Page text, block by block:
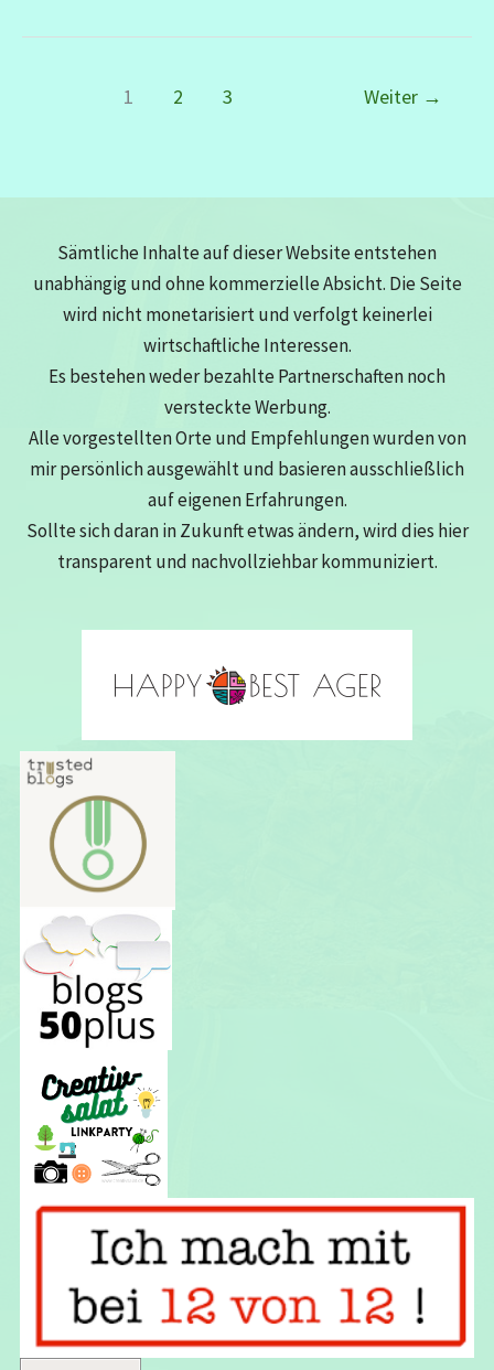
1 2 3 Weiter →
Sämtliche Inhalte auf dieser Website entstehen
unabhängig und ohne kommerzielle Absicht. Die Seite
wird nicht monetarisiert und verfolgt keinerlei
wirtschaftliche Interessen.
Es bestehen weder bezahlte Partnerschaften noch
versteckte Werbung.
Alle vorgestellten Orte und Empfehlungen wurden von
mir persönlich ausgewählt und basieren ausschließlich
auf eigenen Erfahrungen.
Sollte sich daran in Zukunft etwas ändern, wird dies hier
transparent und nachvollziehbar kommuniziert.